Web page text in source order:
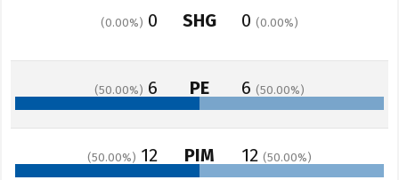
0.00 0 SHG 0 0.00
50.00 6 PE 6 50.00
50.00 12 PIM 12 50.00